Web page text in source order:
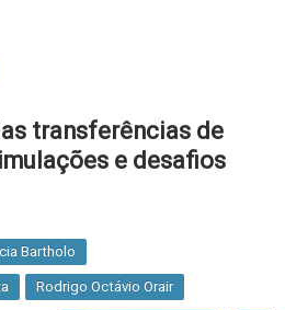
transferências de
e desafios
Bartholo
Rodrigo Octávio Orair